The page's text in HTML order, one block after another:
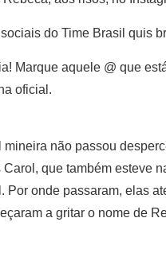
do Time Brasil quis
Marque aquele @ que
oficial.
não passou
que também esteve
Por onde passaram, elas
a gritar o nome de